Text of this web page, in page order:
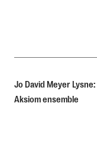
Jo David Meyer Lysne:
Aksiom ensemble